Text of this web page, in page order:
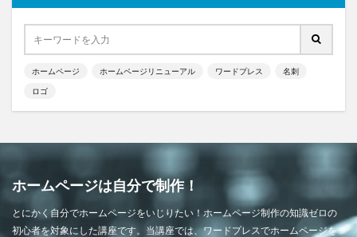
ホームページ ホームページリニューアル ワードプレス 名刺
ロゴ
ホームページは自分で制作！
とにかく自分でホームページをいじりたい！ホームページ制作の知識ゼロの
初心者を対象にした講座です。当講座では、ワードプレスでホームページを